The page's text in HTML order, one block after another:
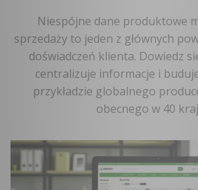
Niespójne dane produktowe
sprzedaży to jeden z głównych
doświadczeń klienta. Dowiedz
centralizuje informacje i
przykładzie globalnego
obecnego w 40